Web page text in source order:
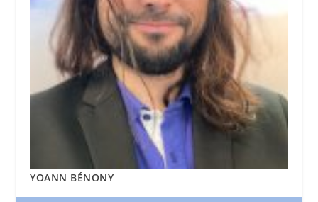
YOANN BÉNONY